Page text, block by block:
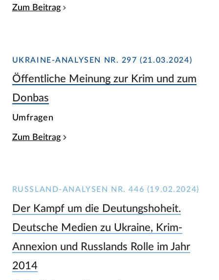
Zum Beitrag
UKRAINE-ANALYSEN NR. 297 (21.03.2024)
Öffentliche Meinung zur Krim und zum
Donbas
Umfragen
Zum Beitrag
RUSSLAND-ANALYSEN NR. 446 (19.02.2024)
Der Kampf um die Deutungshoheit.
Deutsche Medien zu Ukraine, Krim-
Annexion und Russlands Rolle im Jahr
2014